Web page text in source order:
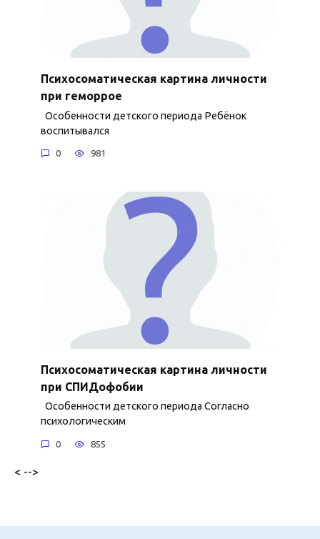
Психосоматическая картина личности
при геморрое
Особенности детского периода Ребёнок
воспитывался
0 981
Психосоматическая картина личности
при СПИДофобии
Особенности детского периода Согласно
психологическим
0 855
< -->